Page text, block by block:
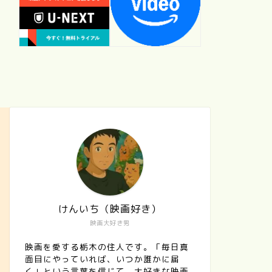
映画大好き男
けんいち（映画好き）
映画を愛する栃木の住人です。「毎日真
面目にやっていれば、いつか誰かに届